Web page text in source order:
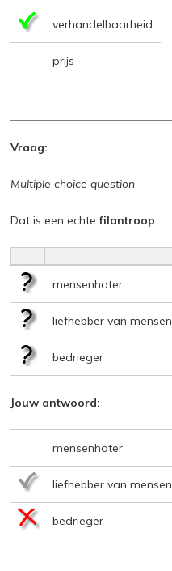
verhandelbaarheid
prijs
Vraag:
Multiple choice question
Dat is een echtefilantroop.
mensenhater
liefhebber van mensen
bedrieger
Jouw antwoord:
mensenhater
liefhebber van mensen
bedrieger